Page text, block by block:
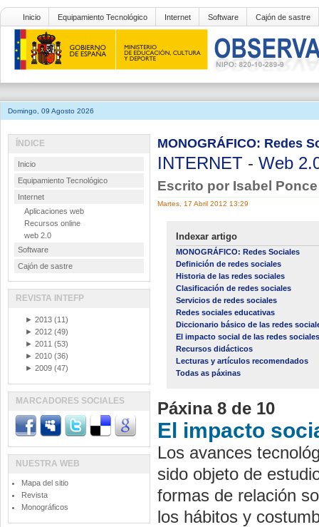
Inicio Equipamiento Tecnológico Internet Software Cajón de sastre
Domingo, 09 Agosto 2026
MONOGRÁFICO: Redes
INTERNET - Web
Escrito por Isabel
Martes, 17 Abril 2012 13:29
Indexar artigo
MONOGRÁFICO: Redes Sociales
Definición de redes sociales
Historia de las redes sociales
Clasificación de redes sociales
Servicios de redes sociales
Redes sociales educativas
Diccionario básico de las redes
El impacto social de las redes sociales
Recursos didácticos
Lecturas y artículos recomendados
Todas as páxinas
Páxina 8 de 10
El impacto
Los avances
sido objeto de
formas de relación
los hábitos y
ÍNDICE
Inicio
Equipamiento Tecnológico
Internet
Aplicaciones web
Recursos online
web 2.0
Software
Cajón de sastre
REVISTA INTEFP
► 2013 (11)
► 2012 (49)
► 2011 (53)
► 2010 (36)
► 2009 (47)
MARCADORES SOCIALES
NUESTRA WEB
Mapa del sitio
Revista
Monográficos